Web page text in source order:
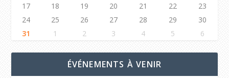
17
18 19 20 21 22
23
24
25 26 27 28 29
30
31
1 2 3 4 5 6
ÉVÉNEMENTS À VENIR